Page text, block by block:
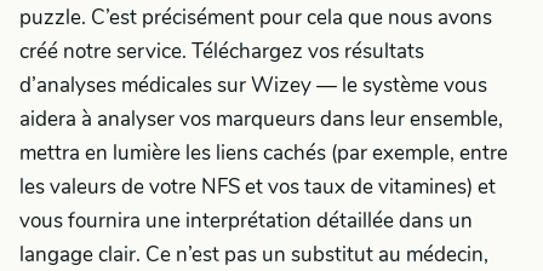
puzzle. C’est précisément pour cela que nous avons
créé notre service. Téléchargez vos résultats
d’analyses médicales sur Wizey — le système vous
aidera à analyser vos marqueurs dans leur ensemble,
mettra en lumière les liens cachés (par exemple, entre
les valeurs de votre NFS et vos taux de vitamines) et
vous fournira une interprétation détaillée dans un
langage clair. Ce n’est pas un substitut au médecin,